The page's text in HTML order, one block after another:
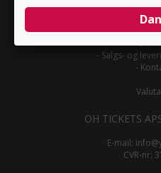
-Om
Bliv
-
-
- Salgs- og
-
OH TICKETS
E-mail:
CVR-nr: